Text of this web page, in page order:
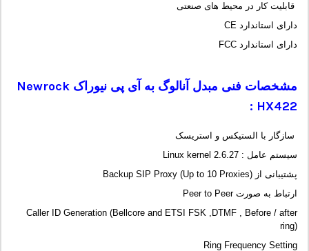
قابلیت کار در محیط های صنعتی
دارای استاندارد CE
دارای استاندارد FCC
مشخصات فنی مبدل آنالوگ به آی پی نیوراک Newrock
HX422
:
سازگار با الستیکس و استریسک
سیستم عامل : Linux kernel 2.6.27
پشتیبانی از Backup SIP Proxy (Up to 10 Proxies)
ارتباط به صورت Peer to Peer
Caller ID Generation (Bellcore and ETSI FSK ,DTMF , Before / after
ring)
Ring Frequency Setting